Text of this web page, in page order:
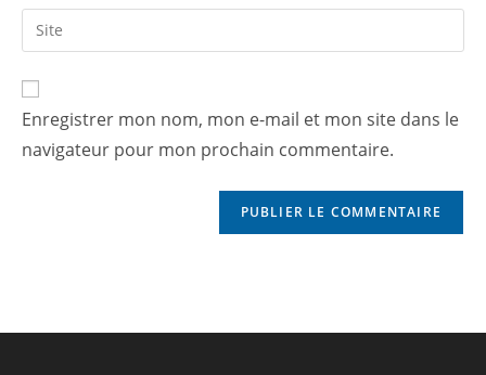
Enregistrer mon nom, mon e-mail et mon site dans le
navigateur pour mon prochain commentaire.